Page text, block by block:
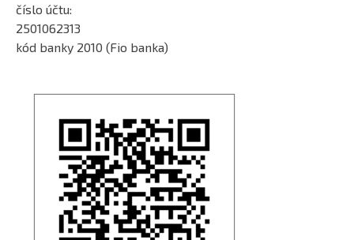
číslo účtu:
2501062313
kód banky 2010 (Fio banka)